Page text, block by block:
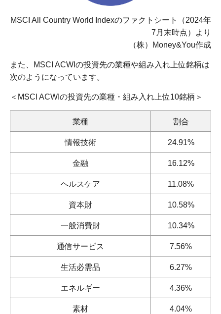
MSCI All Country World Indexのファクトシート（2024年
7月末時点）より
（株）Money&You作成
また、MSCI ACWIの投資先の業種や組み入れ上位銘柄は
次のようになっています。
＜MSCI ACWIの投資先の業種・組み入れ上位10銘柄＞
業種 割合
情報技術 24.91%
金融 16.12%
ヘルスケア 11.08%
資本財 10.58%
一般消費財 10.34%
通信サービス 7.56%
生活必需品 6.27%
エネルギー 4.36%
素材 4.04%